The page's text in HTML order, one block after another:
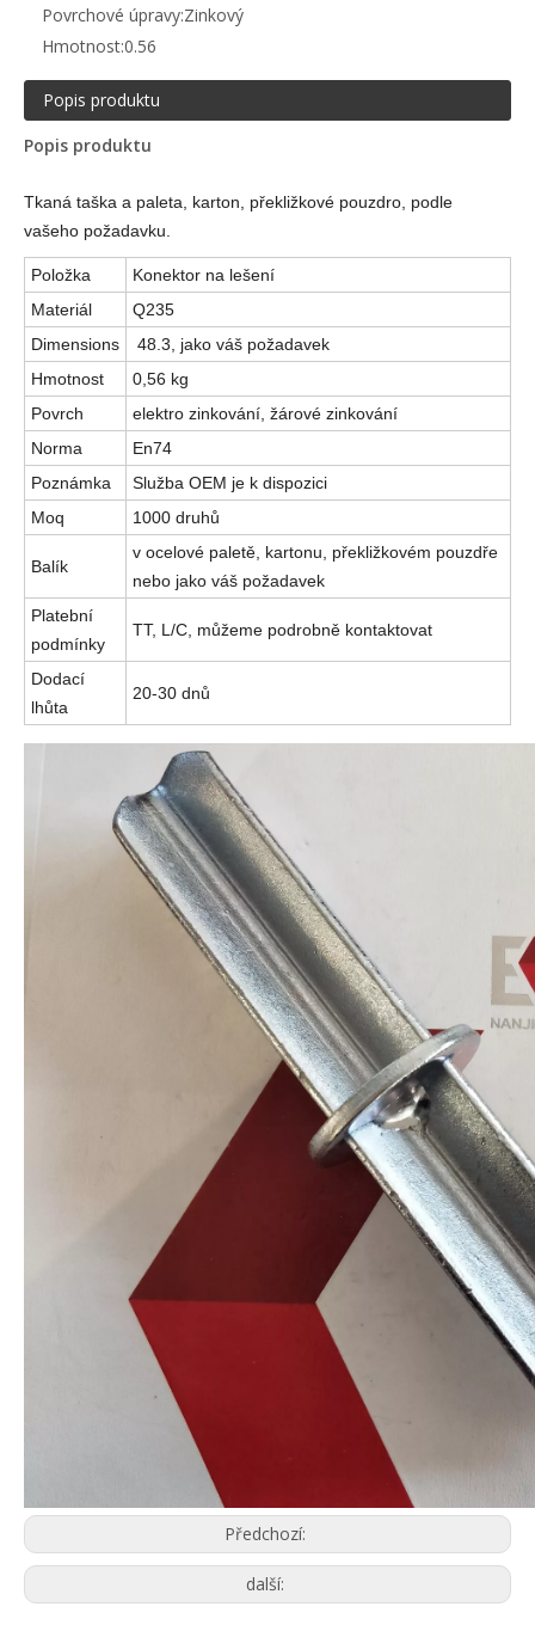
Povrchové úpravy:Zinkový
Hmotnost:0.56
Popis produktu
Popis produktu
Tkaná taška a paleta, karton, překližkové pouzdro, podle
vašeho požadavku.
Položka
Konektor na lešení
Materiál
Q235
Dimensions
48.3, jako váš požadavek
Hmotnost
0,56 kg
Povrch
elektro zinkování, žárové zinkování
Norma
En74
Poznámka
Služba OEM je k dispozici
Moq
1000 druhů
Balík
v ocelové paletě, kartonu, překližkovém pouzdře
nebo jako váš požadavek
Platební
podmínky
TT, L/C, můžeme podrobně kontaktovat
Dodací
lhůta
20-30 dnů
Předchozí:
další: